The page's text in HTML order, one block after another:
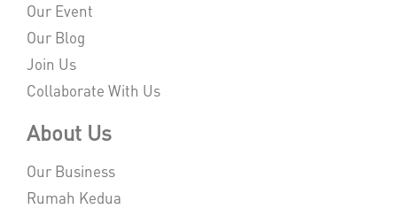
Our Event
Our Blog
Join Us
Collaborate With Us
About Us
Our Business
Rumah Kedua